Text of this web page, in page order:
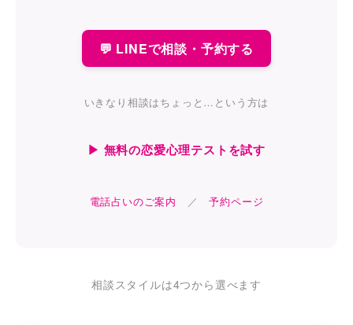
💬 LINEで相談・予約する
いきなり相談はちょっと…という方は
▶ 無料の恋愛心理テストを試す
電話占いのご案内 ／予約ページ
相談スタイルは4つから選べます